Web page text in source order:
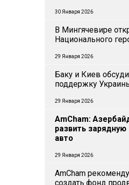
30 Января 2026
В Мингячевире
Национального
29 Января 2026
Баку и Киев
поддержку
29 Января 2026
AmCham:
развить
авто
29 Января 2026
AmCham
создать фонд